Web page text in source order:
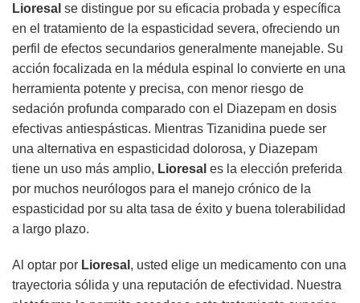
Lioresal se distingue por su eficacia probada y específica
en el tratamiento de la espasticidad severa, ofreciendo un
perfil de efectos secundarios generalmente manejable. Su
acción focalizada en la médula espinal lo convierte en una
herramienta potente y precisa, con menor riesgo de
sedación profunda comparado con el Diazepam en dosis
efectivas antiespásticas. Mientras Tizanidina puede ser
una alternativa en espasticidad dolorosa, y Diazepam
tiene un uso más amplio, Lioresal es la elección preferida
por muchos neurólogos para el manejo crónico de la
espasticidad por su alta tasa de éxito y buena tolerabilidad
a largo plazo.
Al optar por Lioresal , usted elige un medicamento con una
trayectoria sólida y una reputación de efectividad. Nuestra